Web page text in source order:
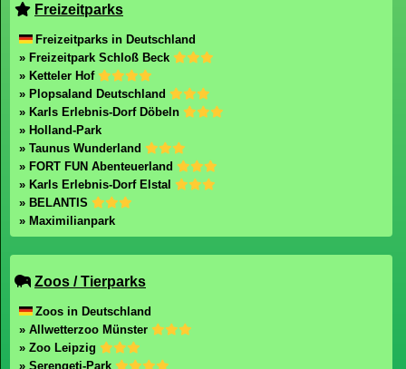
Freizeitparks
Freizeitparks in Deutschland
» Freizeitpark Schloß Beck
» Ketteler Hof
» Plopsaland Deutschland
» Karls Erlebnis-Dorf Döbeln
» Holland-Park
» Taunus Wunderland
» FORT FUN Abenteuerland
» Karls Erlebnis-Dorf Elstal
» BELANTIS
» Maximilianpark
Zoos / Tierparks
Zoos in Deutschland
» Allwetterzoo Münster
» Zoo Leipzig
» Serengeti-Park